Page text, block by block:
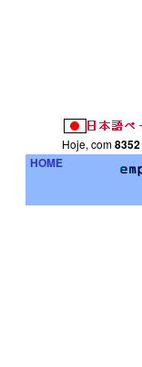
Hoje, com8352
HOME